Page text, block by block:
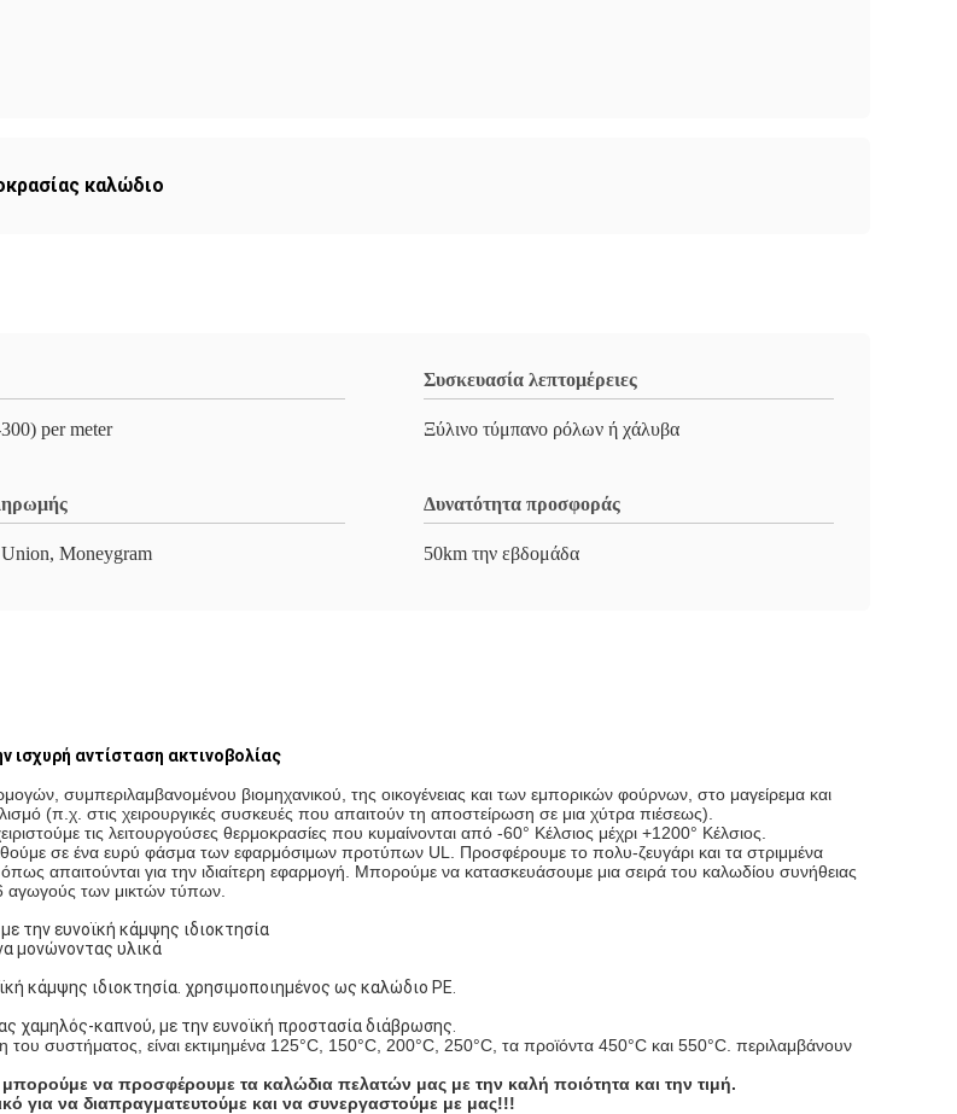
καλώδιο
per meter
Συσκευασία λεπτομέρειες
Ξύλινο τύμπανο ρόλων ή χάλυβα
Union, Moneygram
Δυνατότητα προσφοράς
50km την εβδομάδα
ισχυρή αντίσταση ακτινοβολίας
συμπεριλαμβανομένου βιομηχανικού, της οικογένειας και των εμπορικών φούρνων, στο μαγείρεμα και
(π.χ. στις χειρουργικές συσκευές που απαιτούν τη αποστείρωση σε μια χύτρα πιέσεως).
τις λειτουργούσες θερμοκρασίες που κυμαίνονται από -60° Κέλσιος μέχρι +1200° Κέλσιος.
σε ένα ευρύ φάσμα των εφαρμόσιμων προτύπων UL. Προσφέρουμε το πολυ-ζευγάρι και τα στριμμένα
απαιτούνται για την ιδιαίτερη εφαρμογή. Μπορούμε να κατασκευάσουμε μια σειρά του καλωδίου συνήθειας
αγωγούς των μικτών τύπων.
την ευνοϊκή κάμψης ιδιοκτησία
μονώνοντας υλικά
κάμψης ιδιοκτησία. χρησιμοποιημένος ως καλώδιο PE.
χαμηλός-καπνού, με την ευνοϊκή προστασία διάβρωσης.
συστήματος, είναι εκτιμημένα 125°C, 150°C, 200°C, 250°C, τα προϊόντα 450°C και 550°C. περιλαμβάνουν
μπορούμε να προσφέρουμε τα καλώδια πελατών μας με την καλή ποιότητα και την τιμή.
για να διαπραγματευτούμε και να συνεργαστούμε με μας!!!